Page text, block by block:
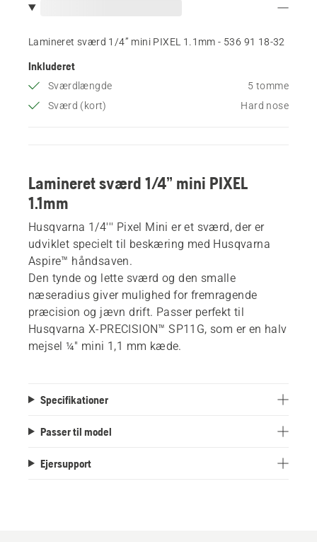
Lamineret sværd 1/4” mini PIXEL 1.1mm - 536 91 18‑32
Inkluderet
Sværdlængde
5 tomme
Sværd (kort)
Hard nose
Lamineret sværd 1/4” mini PIXEL
1.1mm
Husqvarna 1/4''' Pixel Mini er et sværd, der er
udviklet specielt til beskæring med Husqvarna
Aspire™ håndsaven.
Den tynde og lette sværd og den smalle
næseradius giver mulighed for fremragende
præcision og jævn drift. Passer perfekt til
Husqvarna X-PRECISION™ SP11G, som er en halv
mejsel ¼" mini 1,1 mm kæde.
Specifikationer
Passer til model
Ejersupport